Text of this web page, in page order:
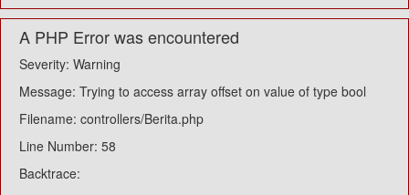
A PHP Error was encountered
Severity: Warning
Message: Trying to access array offset on value of type bool
Filename: controllers/Berita.php
Line Number: 58
Backtrace: